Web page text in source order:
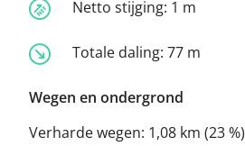
Netto stijging: 1 m
Totale daling: 77 m
Wegen en ondergrond
Verharde wegen: 1,08 km (23 %)